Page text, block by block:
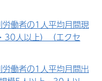
働者の1人平均月間現
30人以上）（エクセ
働者の1人平均月間出